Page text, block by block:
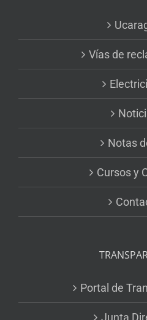
Vías de
Notas
Cursos y
Portal de